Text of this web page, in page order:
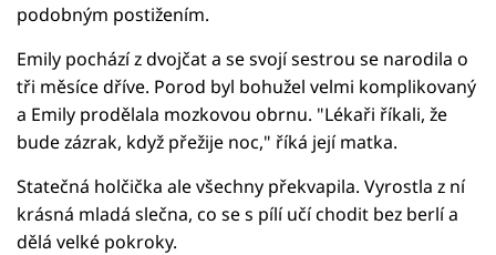
podobným postižením.
Emily pochází z dvojčat a se svojí sestrou se narodila o
tři měsíce dříve. Porod byl bohužel velmi komplikovaný
a Emily prodělala mozkovou obrnu. "Lékaři říkali, že
bude zázrak, když přežije noc," říká její matka.
Statečná holčička ale všechny překvapila. Vyrostla z ní
krásná mladá slečna, co se s pílí učí chodit bez berlí a
dělá velké pokroky.